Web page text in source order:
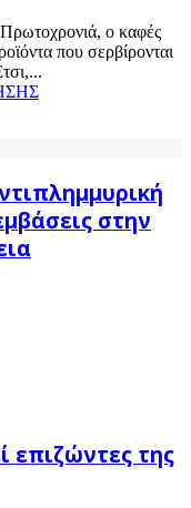
Πρωτοχρονιά, ο καφές
που σερβίρονται
στην
επιζώντες της